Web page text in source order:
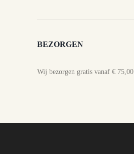
BEZORGEN
Wij bezorgen gratis vanaf € 75,00